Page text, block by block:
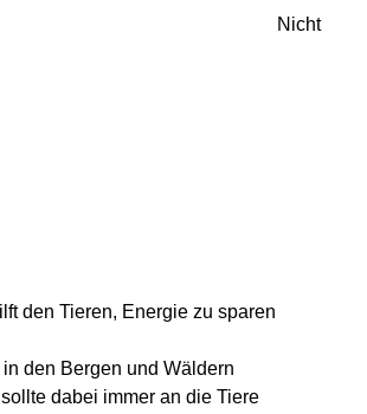
Nicht
den Tieren, Energie zu sparen
den Bergen und Wäldern
dabei immer an die Tiere